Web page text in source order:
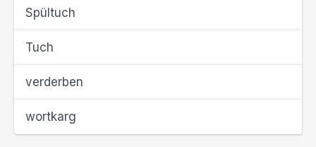
Spültuch
Tuch
verderben
wortkarg